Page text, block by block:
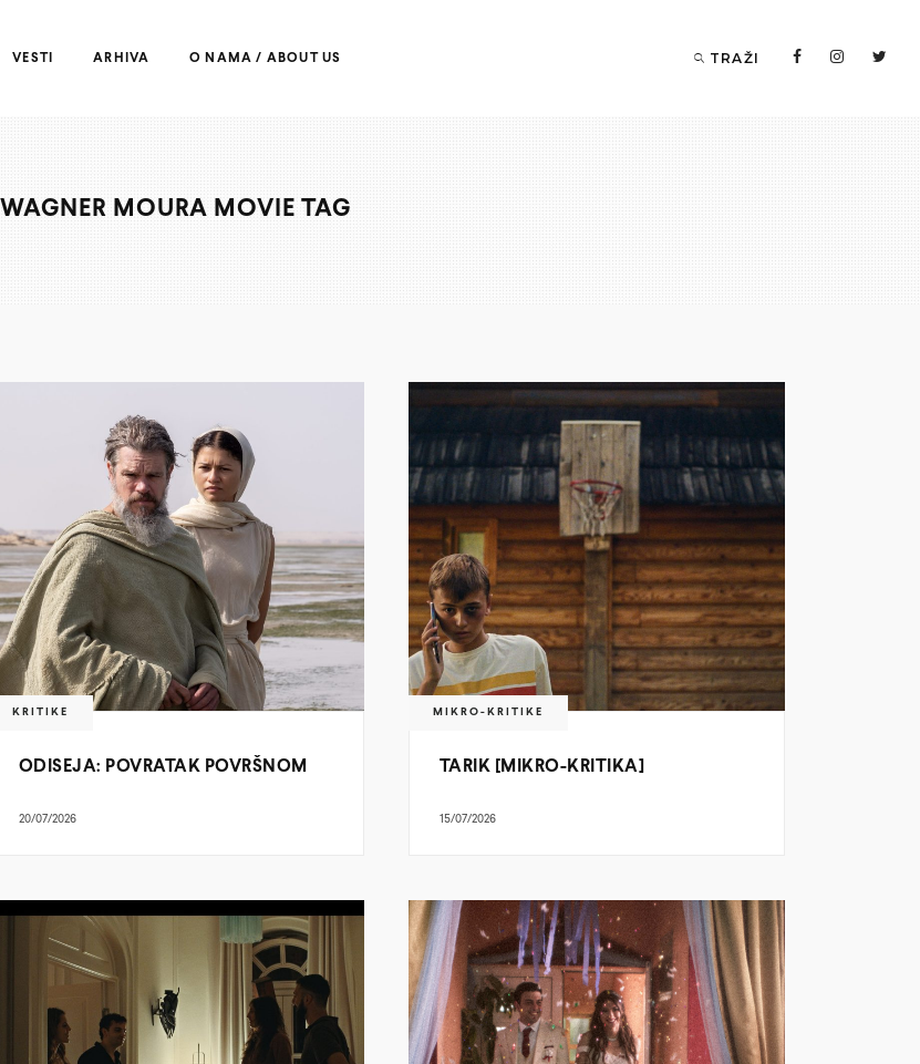
VESTI ARHIVA O NAMA / ABOUT US TRAŽI
WAGNER MOURA MOVIE TAG
KRITIKE
ODISEJA: POVRATAK POVRŠNOM
20/07/2026
MIKRO-KRITIKE
TARIK [MIKRO-KRITIKA]
15/07/2026